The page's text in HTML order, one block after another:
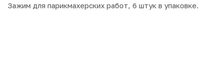
Зажим для парикмахерских работ, 6 штук в упаковке.